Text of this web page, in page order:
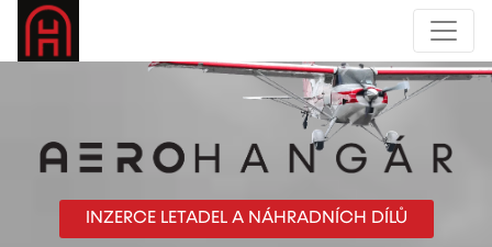
INZERCE LETADEL A NÁHRADNÍCH DÍLŮ